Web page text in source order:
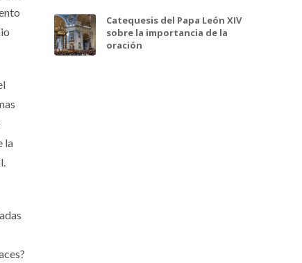
la
Catequesis del Papa León XIV
sobre la importancia de la
oración